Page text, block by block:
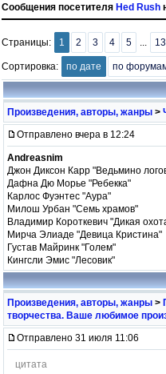
Сообщения посетителя Hed Rush
Страницы: 1 2 3 4 5 ... 13
Сортировка: по дате по
Произведения, авторы, жанры >
Отправлено вчера в 12:24
Andreasnim
Джон Диксон Карр "Ведьмино
Дафна Дю Морье "Ребекка"
Карлос Фуэнтес "Аура"
Милош Урбан "Семь храмов"
Владимир Короткевич "Дикая
Мирча Элиаде "Девица Кристина"
Густав Майринк "Голем"
Кингсли Эмис "Лесовик"
Произведения, авторы, жанры >
творчества. Ваше любимое
Отправлено 31 июля 11:06
цитата